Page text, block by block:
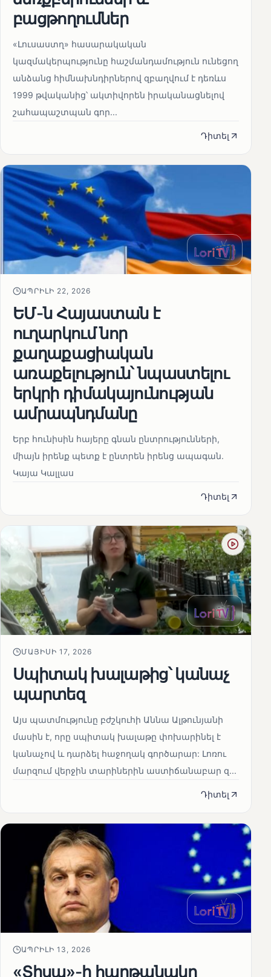
բացթողումներ
«Լուսաստղ» հասարակական
կազմակերպությունը հաշմանդամություն ունեցող
անձանց հիմնախնդիրներով զբաղվում է դեռևս
1999 թվականից՝ ակտիվորեն իրականացնելով
շահապաշտպան գոր...
Դիտել
ԱՊՐԻԼԻ 22, 2026
ԵՄ-ն Հայաստան է
ուղարկում նոր
քաղաքացիական
առաքելություն՝ նպաստելու
երկրի դիմակայունության
ամրապնդմանը
Երբ հունիսին հայերը գնան ընտրությունների,
միայն իրենք պետք է ընտրեն իրենց ապագան.
Կայա Կալլաս
Դիտել
ՄԱՅԻՍԻ 17, 2026
Սպիտակ խալաթից՝ կանաչ
պարտեզ
Այս պատմությունը բժշկուհի Աննա Ալթունյանի
մասին է, որը սպիտակ խալաթը փոխարինել է
կանաչով և դարձել հաջողակ գործարար: Լոռու
մարզում վերջին տարիներին աստիճանաբար զ...
Դիտել
ԱՊՐԻԼԻ 13, 2026
«Տիսա»-ի հաղթանակը